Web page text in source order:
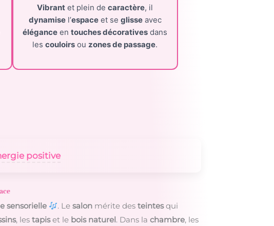
Vibrant et plein decaractère, il
dynamisel’espaceet se glisseavec
élégance entouches décoratives dans
lescouloirs ouzones de passage.
positive
sensorielle . Lesalon mérite desteintesqui
, les tapiset le bois naturel. Dans la chambre, les